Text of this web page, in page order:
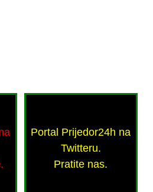
Portal Prijedor24h na
Twitteru.
Pratite nas.